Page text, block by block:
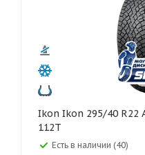
Ikon Ikon 295/40 R22 Autograph Snow 5 SUV
112T
Есть в наличии (40)